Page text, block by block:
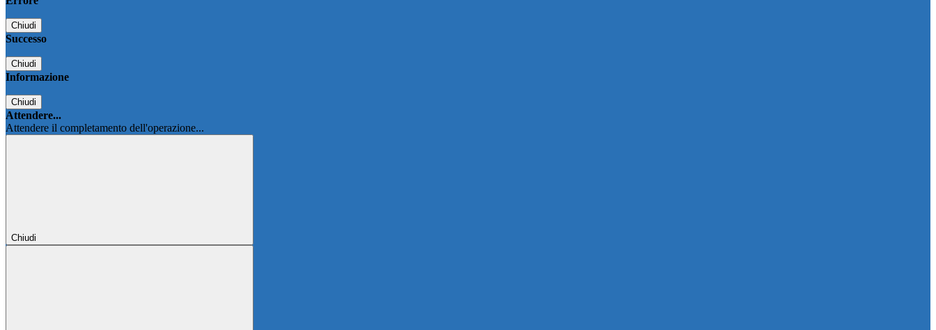
Chiudi
Successo
Chiudi
Informazione
Chiudi
Attendere...
Attendere il completamento dell'operazione...
Chiudi